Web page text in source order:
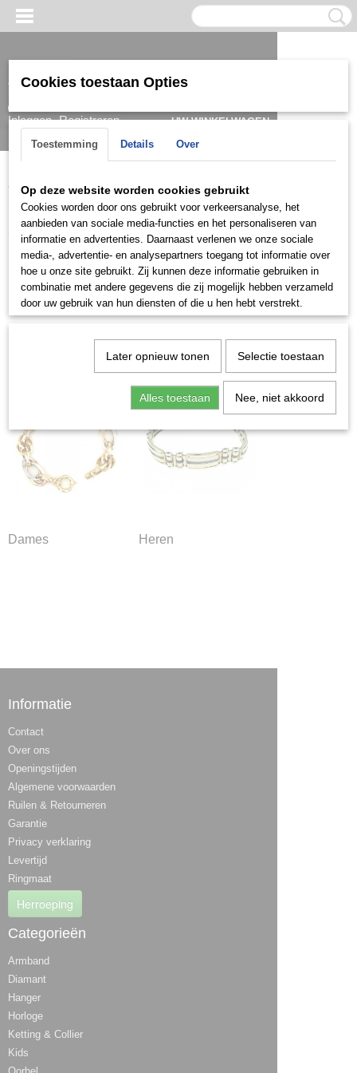
Inloggen Registreren
UW WINKELWAGEN
Geen producten
Home > Armband
Armband
Dames
Heren
Dames Heren
Informatie
Contact
Over ons
Openingstijden
Algemene voorwaarden
Ruilen & Retourneren
Garantie
Privacy verklaring
Levertijd
Ringmaat
Herroeping
Categorieën
Armband
Diamant
Hanger
Horloge
Ketting & Collier
Kids
Cookies toestaan Opties
Toestemming Details Over
Op deze website worden cookies gebruikt
Cookies worden door ons gebruikt voor verkeersanalyse, het
aanbieden van sociale media-functies en het personaliseren van
informatie en advertenties. Daarnaast verlenen we onze sociale
media-, advertentie- en analysepartners toegang tot informatie over
hoe u onze site gebruikt. Zij kunnen deze informatie gebruiken in
combinatie met andere gegevens die zij mogelijk hebben verzameld
door uw gebruik van hun diensten of die u hen hebt verstrekt.
Later opnieuw tonen Selectie toestaan
Alles toestaan Nee, niet akkoord